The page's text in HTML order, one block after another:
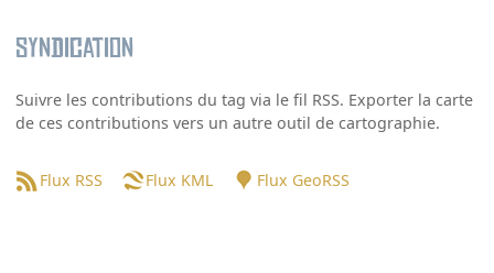
Syndication
Suivre les contributions du tag via le fil RSS. Exporter la carte
de ces contributions vers un autre outil de cartographie.
Flux RSS Flux KML Flux GeoRSS